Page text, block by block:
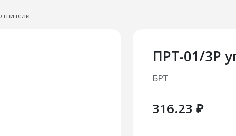
ПРТ-01/3Р
БРТ
316.23 ₽